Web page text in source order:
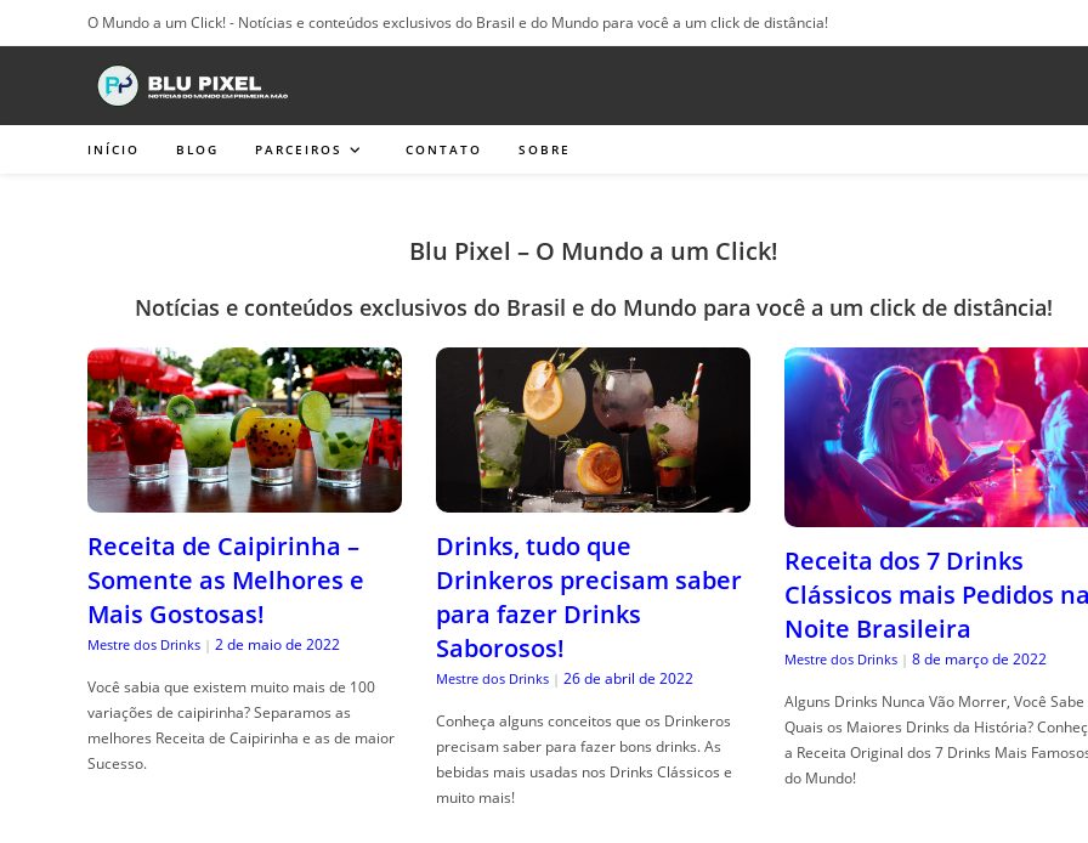
para
O Mundo a um Click! - Notícias e conteúdos exclusivos do Brasil e do Mundo para você a um click de distância!
INÍCIO BLOG PARCEIROS CONTATO SOBRE
Blu Pixel – O Mundo a um Click!
Notícias e conteúdos exclusivos do Brasil e do Mundo para você a um click de distância!
Receita de Caipirinha –
Somente as Melhores e
Mais Gostosas!
Mestre dos Drinks | 2 de maio de 2022
Você sabia que existem muito mais de 100
variações de caipirinha? Separamos as
melhores Receita de Caipirinha e as de maior
Sucesso.
Drinks, tudo que
Drinkeros precisam saber
para fazer Drinks
Saborosos!
Mestre dos Drinks | 26 de abril de 2022
Conheça alguns conceitos que os Drinkeros
precisam saber para fazer bons drinks. As
bebidas mais usadas nos Drinks Clássicos e
muito mais!
Receita dos 7 Drinks
Clássicos mais Pedidos
Noite Brasileira
Mestre dos Drinks | 8 de março de 2022
Alguns Drinks Nunca Vão Morrer, Você Sabe
Quais os Maiores Drinks da História?
a Receita Original dos 7 Drinks Mais
do Mundo!